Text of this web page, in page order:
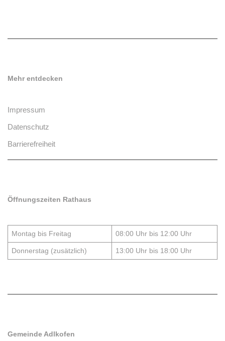
Mehr entdecken
Impressum
Datenschutz
Barrierefreiheit
Öffnungszeiten Rathaus
Montag bis Freitag 08:00 Uhr bis 12:00 Uhr
Donnerstag (zusätzlich) 13:00 Uhr bis 18:00 Uhr
Gemeinde Adlkofen